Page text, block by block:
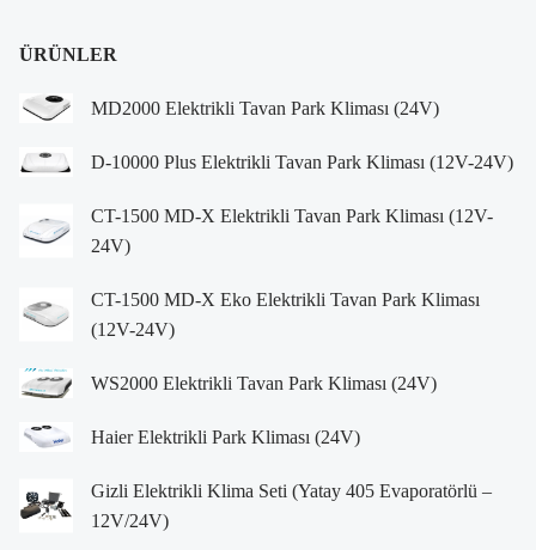
ÜRÜNLER
MD2000 Elektrikli Tavan Park Kliması (24V)
D-10000 Plus Elektrikli Tavan Park Kliması (12V-24V)
CT-1500 MD-X Elektrikli Tavan Park Kliması (12V-
24V)
CT-1500 MD-X Eko Elektrikli Tavan Park Kliması
(12V-24V)
WS2000 Elektrikli Tavan Park Kliması (24V)
Haier Elektrikli Park Kliması (24V)
Gizli Elektrikli Klima Seti (Yatay 405 Evaporatörlü –
12V/24V)